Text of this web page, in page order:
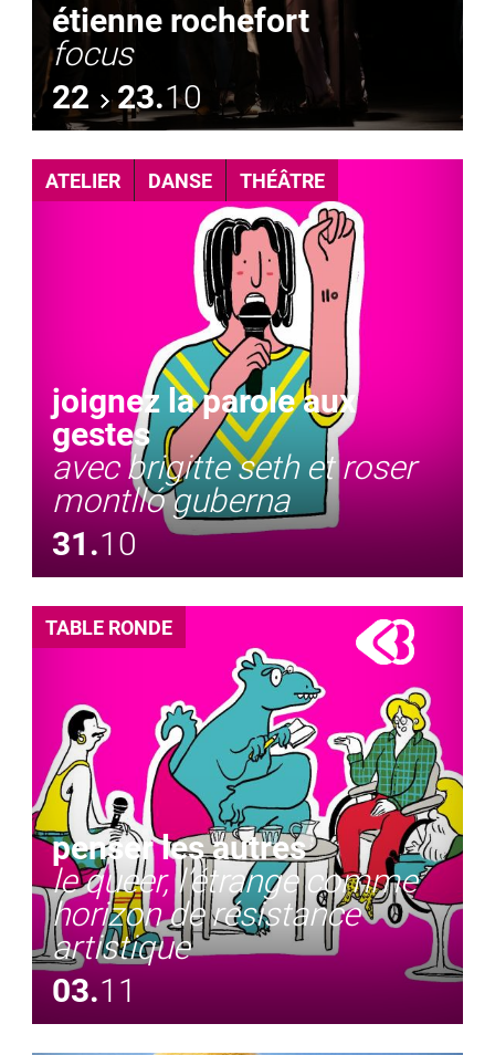
étienne rochefort
focus
22
23.10
ATELIER DANSE THÉÂTRE
joignez la parole aux
gestes
avec brigitte seth et roser
montlló guberna
31.10
TABLE RONDE
penser les autres
le queer, l’étrange comme
horizon de résistance
artistique
03.11